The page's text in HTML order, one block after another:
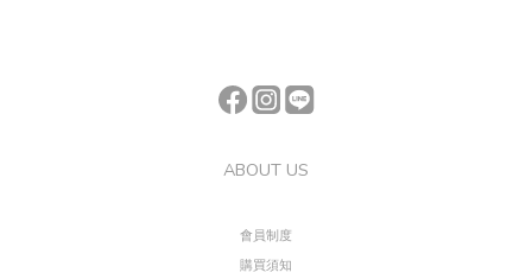
ABOUT US
會員制度
購買須知